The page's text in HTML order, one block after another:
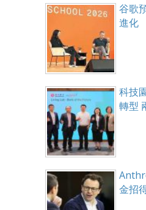
谷歌
進化
科技
轉型
金招